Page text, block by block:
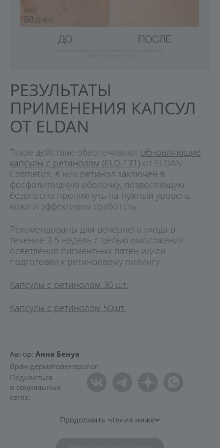
РЕЗУЛЬТАТЫ
ПРИМЕНЕНИЯ КАПСУЛ
ОТ ELDAN
Такое действие обеспечивают обновляющие
капсулы с ретинолом (ELD-171) от ELDAN
Cosmetics, в них ретинол заключен в
фосфолипидную оболочку, позволяющую
безопасно проникнуть на нужный уровень
кожи и эффективно сработать.
Рекомендованы для вечернего ухода в
течение 3-5 недель c целью омоложения,
осветления пигментных пятен и/или
подготовки к ретиноевому пилингу.
Капсулы с ретинолом 30 шт.
Капсулы с ретинолом 50шт.
Автор: Анна Бенуа
Врач-дерматовенеролог
Поделиться
в социальных
сетях:
Продолжить чтение ниже